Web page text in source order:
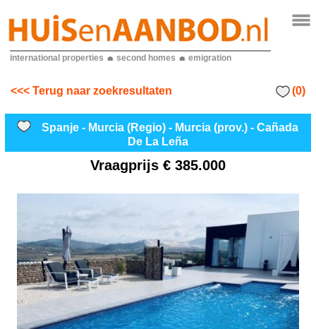
international properties second homes emigration
<<< Terug naar zoekresultaten (0)
Spanje - Murcia (Regio) - Murcia (prov.) - Cañada
De La Leña
Vraagprijs € 385.000